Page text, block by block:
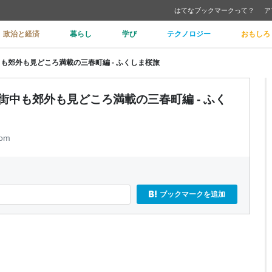
はてなブックマークって？
政治と経済 暮らし 学び テクノロジー おもしろ
外も見どころ満載の三春町編 - ふくしま桜旅
も郊外も見どころ満載の三春町編 - ふく
ブックマークを追加